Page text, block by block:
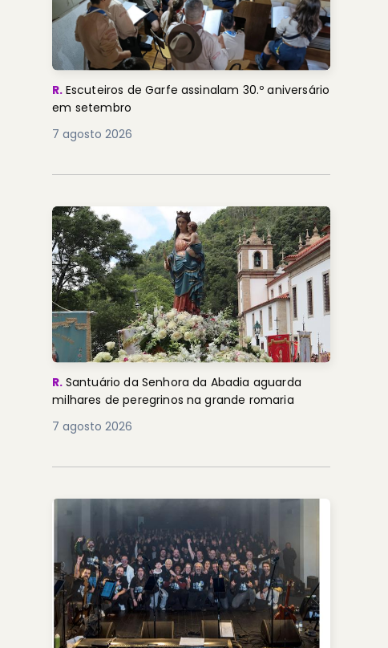
R. Escuteiros de Garfe assinalam 30.º aniversário
em setembro
7 agosto 2026
R. Santuário da Senhora da Abadia aguarda
milhares de peregrinos na grande romaria
7 agosto 2026